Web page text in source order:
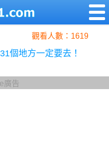
觀看人數：1619
個地方一定要去！
廣告